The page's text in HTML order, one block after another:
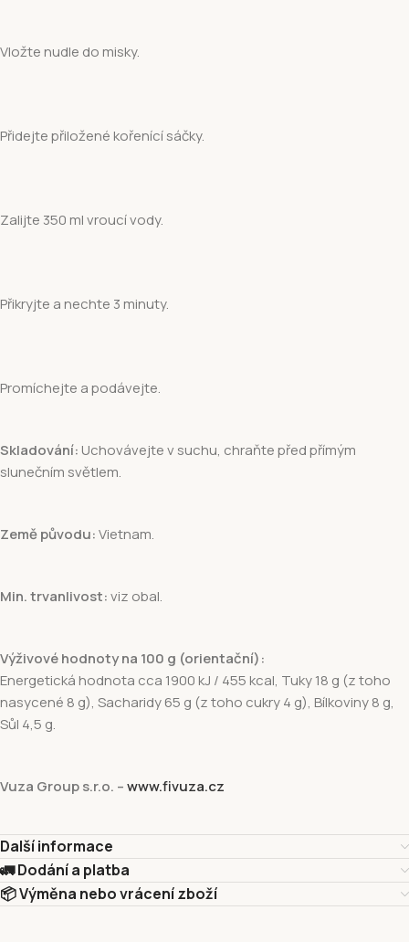
Vložte nudle do misky.
Přidejte přiložené kořenící sáčky.
Zalijte 350 ml vroucí vody.
Přikryjte a nechte 3 minuty.
Promíchejte a podávejte.
Skladování: Uchovávejte v suchu, chraňte před přímým
slunečním světlem.
Země původu:Vietnam.
Min. trvanlivost:viz obal.
Výživové hodnoty na 100 g (orientační):
Energetická hodnota cca 1900 kJ / 455 kcal, Tuky 18 g (z toho
nasycené 8 g), Sacharidy 65 g (z toho cukry 4 g), Bílkoviny 8 g,
Sůl 4,5 g.
Vuza Group s.r.o. –www.fivuza.cz
Další informace
🚛 Dodání a platba
📦 Výměna nebo vrácení zboží